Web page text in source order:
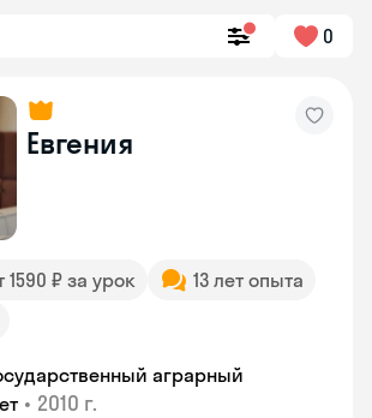
0
Евгения
1590 ₽ за урок
13 лет опыта
аграрный
• 2010 г.